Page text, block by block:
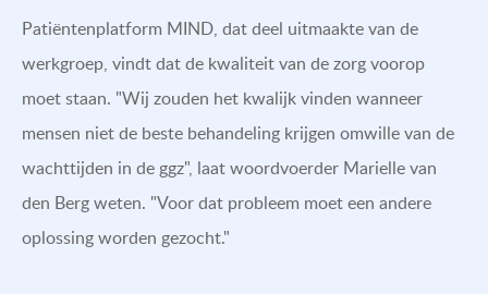
Patiëntenplatform MIND, dat deel uitmaakte van de
werkgroep, vindt dat de kwaliteit van de zorg voorop
moet staan. "Wij zouden het kwalijk vinden wanneer
mensen niet de beste behandeling krijgen omwille van de
wachttijden in de ggz", laat woordvoerder Marielle van
den Berg weten. "Voor dat probleem moet een andere
oplossing worden gezocht."